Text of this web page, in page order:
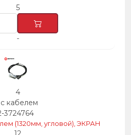
5
-
4
кабелем
3724764
(1320мм, угловой), ЭКРАН